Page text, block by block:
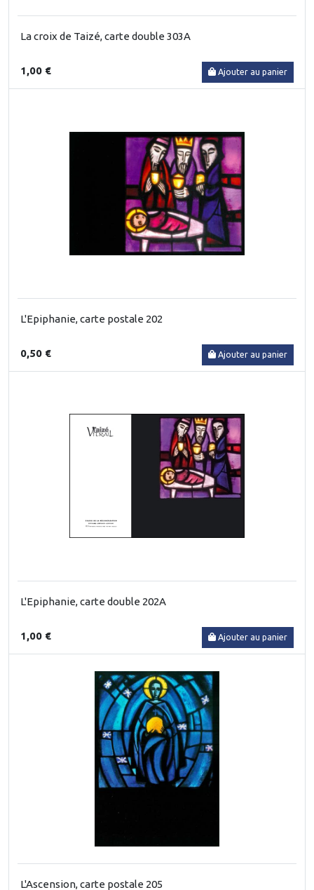
La croix de Taizé, carte double 303A
1,00 € Ajouter au panier
L'Epiphanie, carte postale 202
0,50 € Ajouter au panier
L'Epiphanie, carte double 202A
1,00 € Ajouter au panier
L'Ascension, carte postale 205